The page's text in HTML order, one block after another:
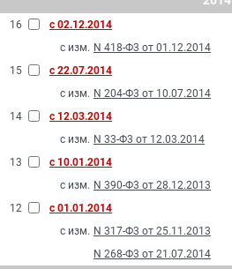
16
с 02.12.2014
с изм. N 418-Ф3 от 01.12.2014
15
с 22.07.2014
с изм. N 204-Ф3 от 10.07.2014
14
с 12.03.2014
с изм. N 33-Ф3 от 12.03.2014
13
с 10.01.2014
с изм. N 390-Ф3 от 28.12.2013
12
с 01.01.2014
с изм. N 317-Ф3 от 25.11.2013
N 268-Ф3 от 21.07.2014